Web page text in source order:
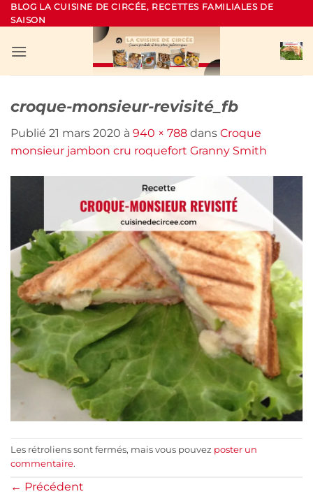
Passer
au
BLOG LA CUISINE DE CIRCÉE, RECETTES FAMILIALES DE
SAISON
croque-monsieur-revisité_fb
Publié 21 mars 2020 à 940 × 788 dans Croque
monsieur jambon cru roquefort Granny Smith
Les rétroliens sont fermés, mais vous pouvez poster un
commentaire.
← Précédent